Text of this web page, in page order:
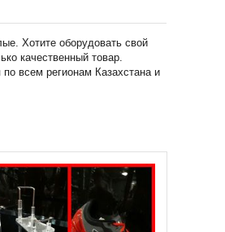
Хотите оборудовать свой
качественный товар.
всем регионам Казахстана и